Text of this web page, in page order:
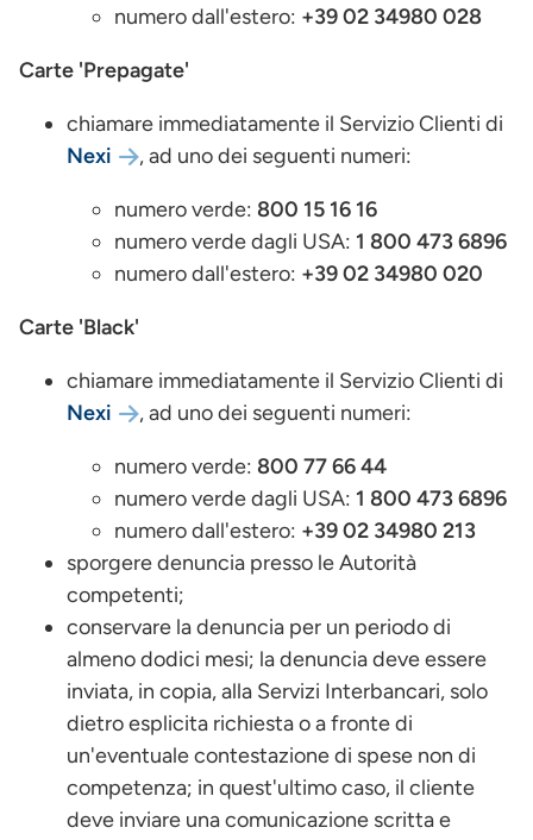
numero dall'estero: +39 02 34980 028
Carte 'Prepagate'
chiamare immediatamente il Servizio Clienti di
Nexi
, ad uno dei seguenti numeri:
numero verde: 800 15 16 16
numero verde dagli USA: 1 800 473 6896
numero dall'estero: +39 02 34980 020
Carte 'Black'
chiamare immediatamente il Servizio Clienti di
Nexi
, ad uno dei seguenti numeri:
numero verde: 800 77 66 44
numero verde dagli USA: 1 800 473 6896
numero dall'estero: +39 02 34980 213
sporgere denuncia presso le Autorità
competenti;
conservare la denuncia per un periodo di
almeno dodici mesi; la denuncia deve essere
inviata, in copia, alla Servizi Interbancari, solo
dietro esplicita richiesta o a fronte di
un'eventuale contestazione di spese non di
competenza; in quest'ultimo caso, il cliente
deve inviare una comunicazione scritta e